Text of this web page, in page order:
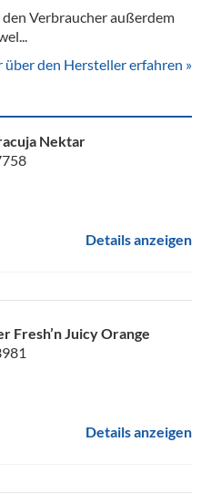
Verbraucher außerdem
über den Hersteller erfahren »
Nektar
Details anzeigen
Fresh’n Juicy Orange
Details anzeigen